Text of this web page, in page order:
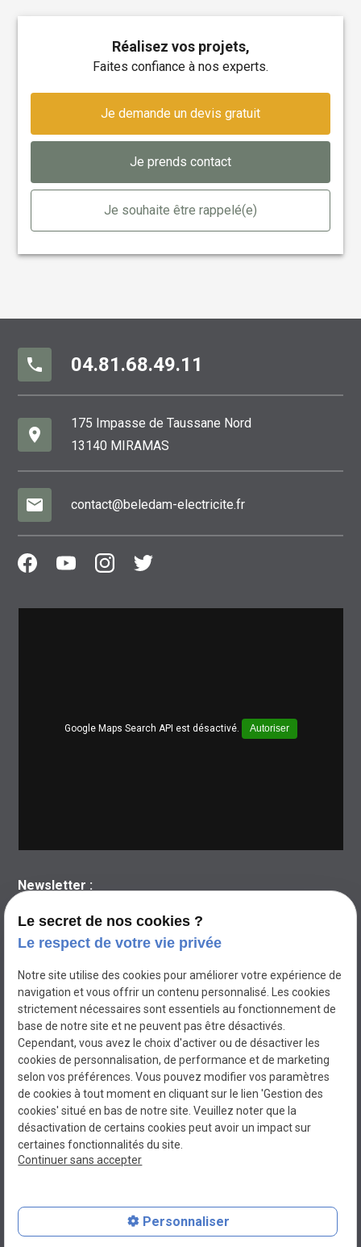
Réalisez vos projets,
faites confiance à nos experts.
Je demande un devis gratuit
Je prends contact
Je souhaite être rappelé(e)
phone 04.81.68.49.11
place
175 Impasse de Taussane Nord
13140 MIRAMAS
mail contact@beledam-electricite.fr
Google Maps Search API est désactivé. Autoriser
Newsletter :
BEL'ELEC
Electricien à MIRAMAS
Plan du site
Mentions légales
Le secret de nos cookies ?
Le respect de votre vie privée
Notre site utilise des cookies pour améliorer votre expérience de
navigation et vous offrir un contenu personnalisé. Les cookies
strictement nécessaires sont essentiels au fonctionnement de
base de notre site et ne peuvent pas être désactivés.
Cependant, vous avez le choix d'activer ou de désactiver les
cookies de personnalisation, de performance et de marketing
selon vos préférences. Vous pouvez modifier vos paramètres
de cookies à tout moment en cliquant sur le lien 'Gestion des
cookies' situé en bas de notre site. Veuillez noter que la
désactivation de certains cookies peut avoir un impact sur
certaines fonctionnalités du site.
Continuer sans accepter
Personnaliser